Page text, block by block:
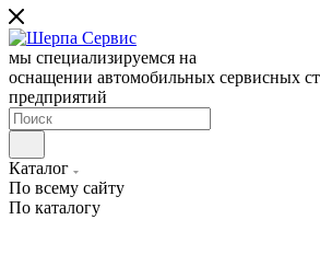
мы специализируемся на
оснащении автомобильных сервисных
предприятий
Каталог
По всему сайту
По каталогу